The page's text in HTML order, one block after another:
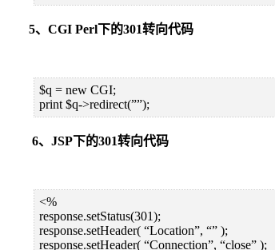
5、CGI Perl下的301转向代码
$q = new CGI;
print $q->redirect(””);
6、JSP下的301转向代码
<%
response.setStatus(301);
response.setHeader( “Location”, “” );
response.setHeader( “Connection”, “close” );